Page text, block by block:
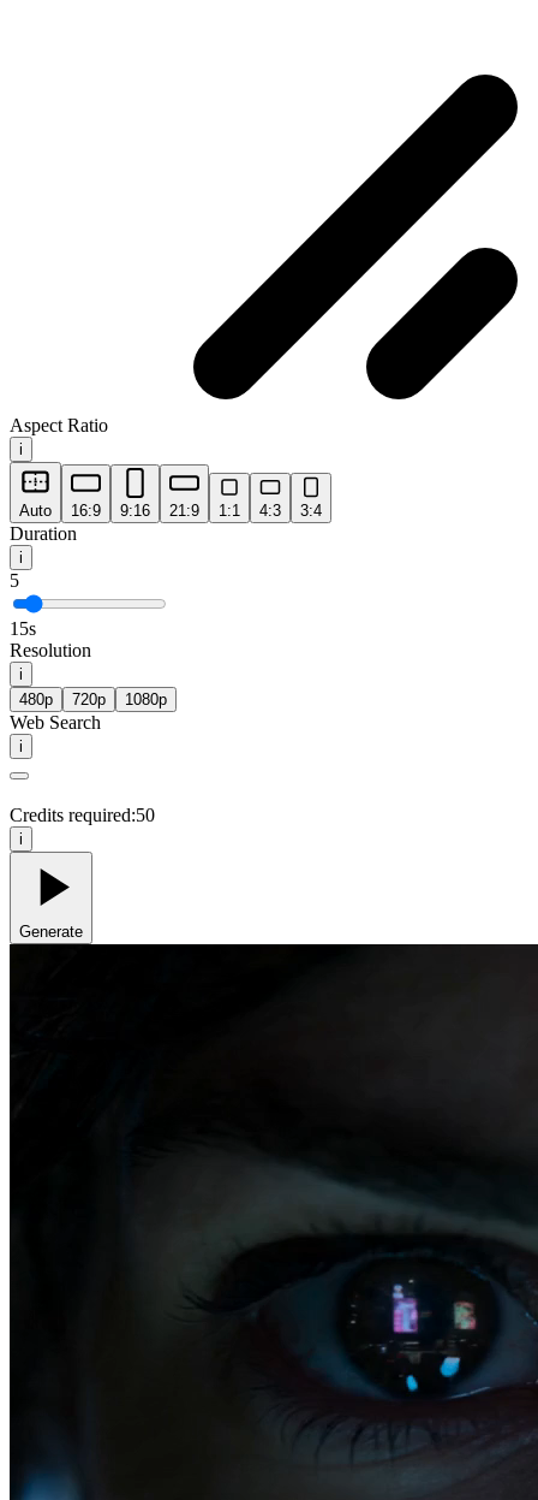
Aspect Ratio
i
Auto 16:9 9:16 21:9 1:1 4:3 3:4
Duration
i
5
15s
Resolution
i
480p
720p 1080p
Web Search
i
Credits required:50
i
Generate